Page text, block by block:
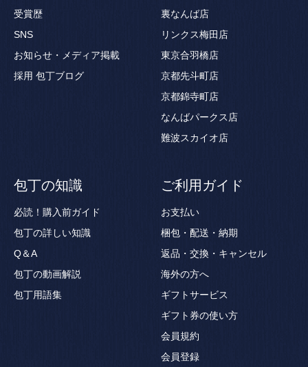
受賞歴
SNS
お知らせ・メディア掲載
採用 包丁ブログ
裏なんば店
リンクス梅田店
東京合羽橋店
京都先斗町店
京都錦寺町店
なんばパークス店
難波スカイオ店
包丁の知識
必読！購入前ガイド
包丁の詳しい知識
Q＆A
包丁の動画解説
包丁用語集
ご利用ガイド
お支払い
梱包・配送・納期
返品・交換・キャンセル
海外の方へ
ギフトサービス
ギフト券の使い方
会員規約
会員登録